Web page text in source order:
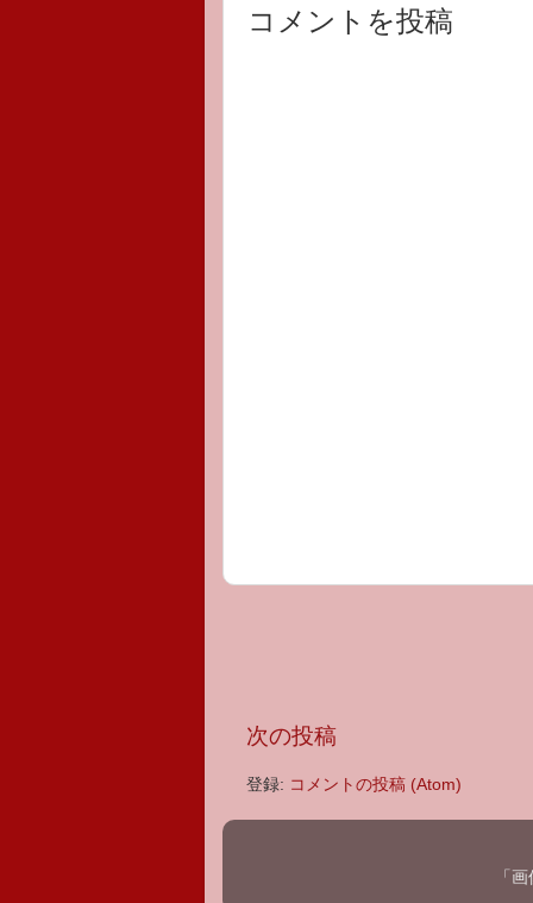
コメントを投稿
次の投稿
登録: コメントの投稿 (Atom)
「